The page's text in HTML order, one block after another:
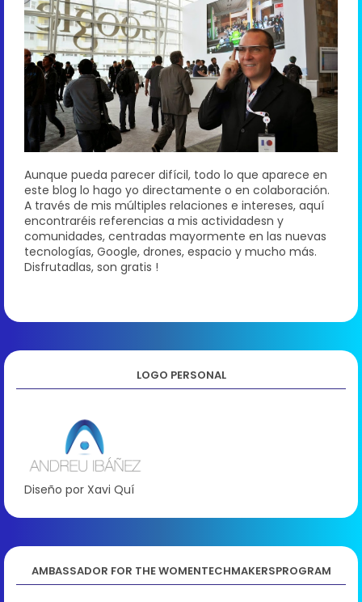
Aunque pueda parecer difícil, todo lo que aparece en
este blog lo hago yo directamente o en colaboración.
A través de mis múltiples relaciones e intereses, aquí
encontraréis referencias a mis actividadesn y
comunidades, centradas mayormente en las nuevas
tecnologías, Google, drones, espacio y mucho más.
Disfrutadlas, son gratis !
LOGO PERSONAL
Diseño por Xavi Quí
AMBASSADOR FOR THE WOMENTECHMAKERSPROGRAM